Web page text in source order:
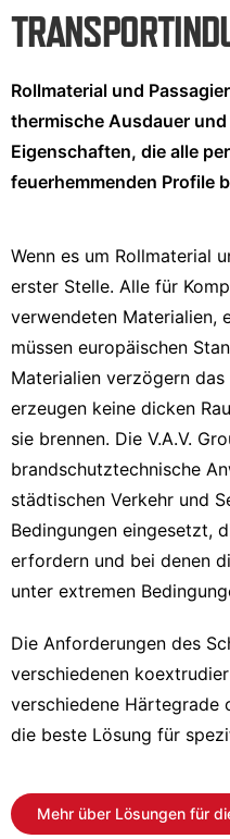
Rollmaterial und
thermische Ausdauer
Eigenschaften, die alle
feuerhemmenden Profile
Wenn es um Rollmaterial
erster Stelle. Alle für
verwendeten Materialien,
müssen europäischen
Materialien verzögern
erzeugen keine dicken
sie brennen. Die V.A.V.
brandschutztechnische
städtischen Verkehr und
Bedingungen eingesetzt,
erfordern und bei denen
unter extremen
Die Anforderungen des
verschiedenen
verschiedene Härtegrade
die beste Lösung für
Mehr über Lösungen für